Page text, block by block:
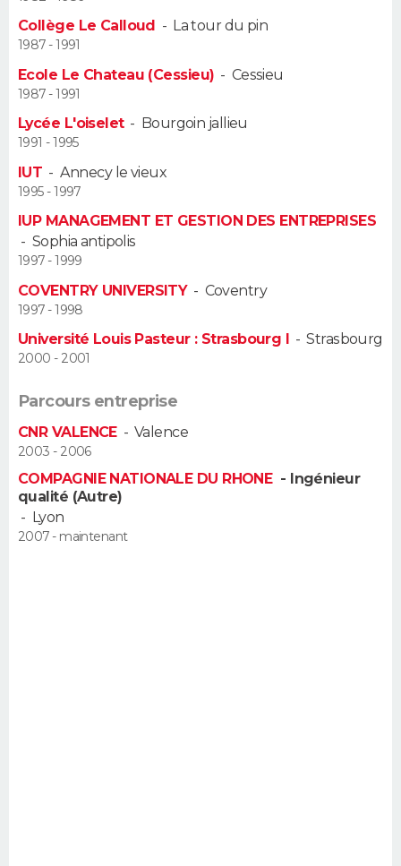
Alimentation
Guide de la santé
Maladies
Médicaments
Sommeil
VOYAGE
Destinations
City break
Voyage nature
Voyage de noces
Forum
Climat
+
PHOTO
GUIDES D'ACHAT
BONS PLANS
Carte de Noël
Carte Bonne année
Carte Saint-Valentin
Carte Pâques
Carte d'anniversaire
DICTIONNAIRE
Dictionnaire
Biographies
Citations
Expressions
Proverbes
PROGRAMME TV
COPAINS D'AVANT
Bricolage
Lifestyle
Culture
Sport
Auto
Television
Voyage
Cinema
Collège Le Calloud - La tour du pin
1987 - 1991
Ecole Le Chateau (Cessieu) - Cessieu
1987 - 1991
Lycée L'oiselet- Bourgoin jallieu
1991 - 1995
IUT - Annecy le vieux
1995 - 1997
IUP MANAGEMENT ET GESTION DES ENTREPRISES
- Sophia antipolis
1997 - 1999
COVENTRY UNIVERSITY- Coventry
1997 - 1998
Université Louis Pasteur : Strasbourg I -Strasbourg
2000 - 2001
Parcours entreprise
CNR VALENCE-Valence
2003 - 2006
COMPAGNIE NATIONALE DU RHONE - Ingénieur
qualité (Autre)
- Lyon
2007 - maintenant